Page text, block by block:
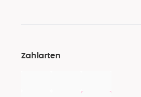
Zahlarten